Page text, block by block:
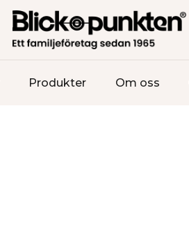
Produkter Om oss